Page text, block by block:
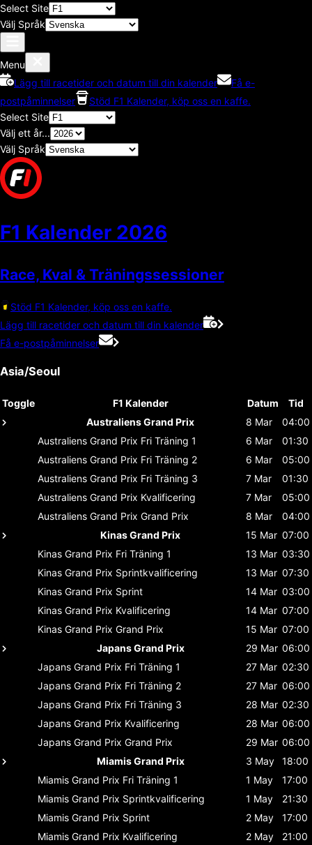
Select Site
Välj Språk
Menu
Lägg till racetider och datum till din kalender
Få e-
postpåminnelser
Stöd F1 Kalender, köp oss en kaffe.
Select Site
Välj ett år...
Välj Språk
F1 Kalender 2026
Race, Kval & Träningssessioner
Stöd F1 Kalender, köp oss en kaffe.
Lägg till racetider och datum till din kalender
Få e-postpåminnelser
Asia/Seoul
Toggle F1 Kalender Datum
Tid
Australiens Grand Prix
8 Mar
04:00
Australiens Grand Prix Fri Träning 1 6 Mar
01:30
Australiens Grand Prix Fri Träning 2 6 Mar
05:00
Australiens Grand Prix Fri Träning 3 7 Mar
01:30
Australiens Grand Prix Kvalificering 7 Mar
05:00
Australiens Grand Prix Grand Prix 8 Mar
04:00
Kinas Grand Prix
15 Mar 07:00
Kinas Grand Prix Fri Träning 1 13 Mar 03:30
Kinas Grand Prix Sprintkvalificering 13 Mar 07:30
Kinas Grand Prix Sprint 14 Mar 03:00
Kinas Grand Prix Kvalificering 14 Mar 07:00
Kinas Grand Prix Grand Prix 15 Mar 07:00
Japans Grand Prix
29 Mar 06:00
Japans Grand Prix Fri Träning 1 27 Mar 02:30
Japans Grand Prix Fri Träning 2 27 Mar 06:00
Japans Grand Prix Fri Träning 3 28 Mar 02:30
Japans Grand Prix Kvalificering 28 Mar 06:00
Japans Grand Prix Grand Prix 29 Mar 06:00
Miamis Grand Prix
3 May
18:00
Miamis Grand Prix Fri Träning 1 1 May
17:00
Miamis Grand Prix Sprintkvalificering 1 May
21:30
Miamis Grand Prix Sprint 2 May
17:00
Miamis Grand Prix Kvalificering 2 May
21:00